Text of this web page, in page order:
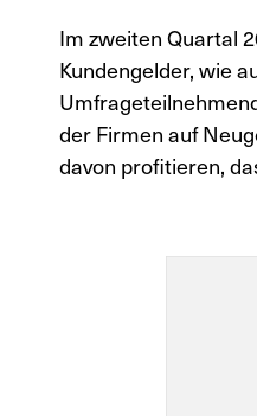
Im zweiten Quartal
Kundengelder, wie
der Firmen auf
davon profitieren,